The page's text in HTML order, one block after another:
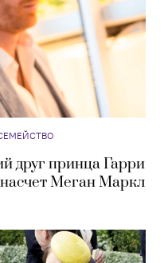
друг принца Гарри
Меган Маркл